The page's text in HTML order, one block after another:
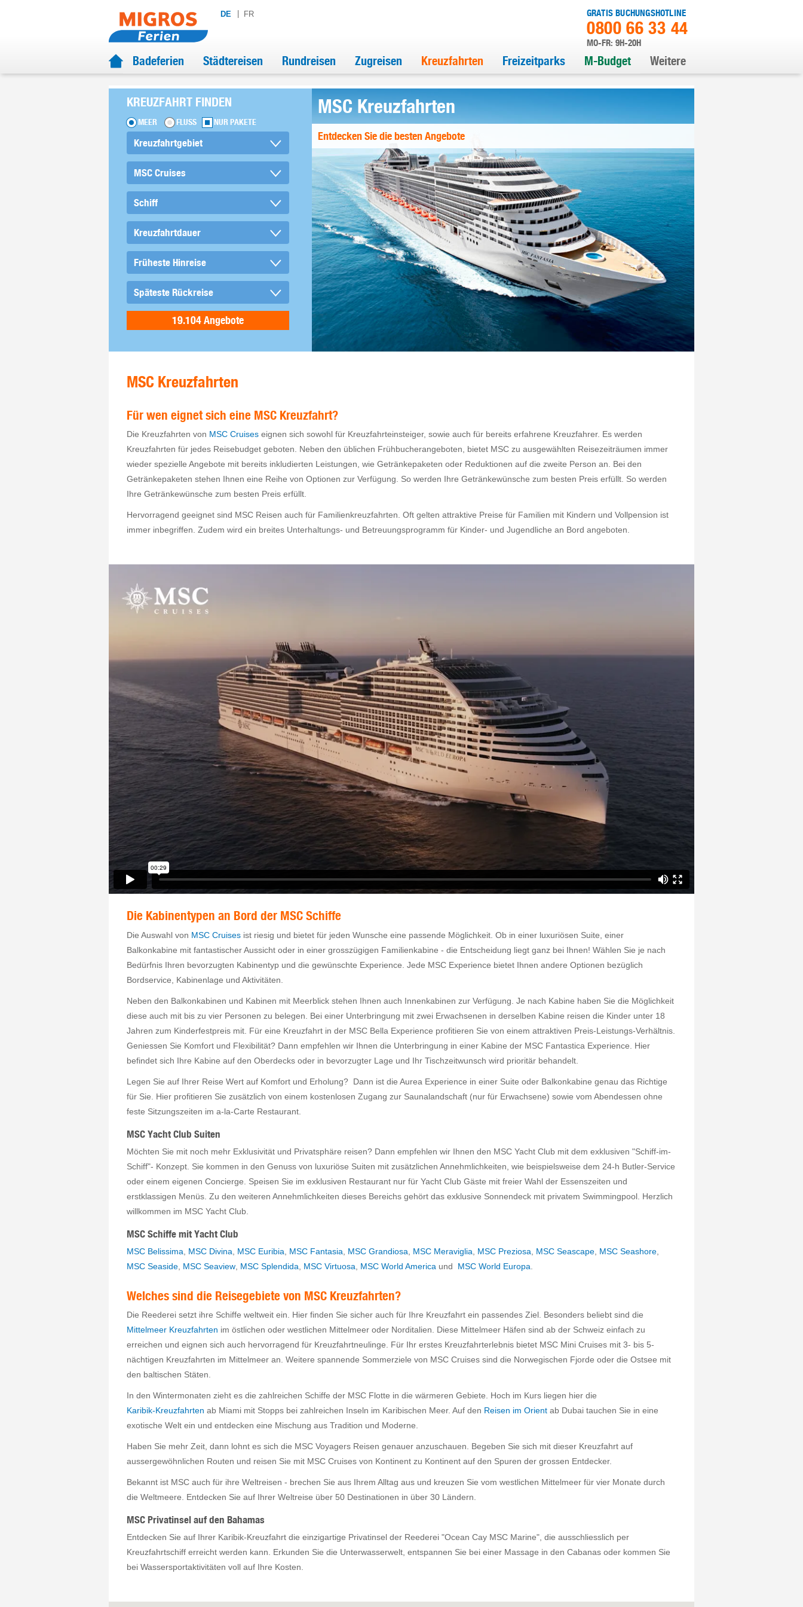
DE FR GRATIS BUCHUNGSHOTLINE
0800 66 33 44
MO-FR: 9H-20H
Badeferien Städtereisen Rundreisen Zugreisen Kreuzfahrten Freizeitparks M-Budget Weitere
KREUZFAHRT FINDEN
MEER FLUSS NUR PAKETE
MSC Kreuzfahrten
Entdecken Sie die besten Angebote
MSC Kreuzfahrten
Für wen eignet sich eine MSC Kreuzfahrt?
Die Kreuzfahrten von MSC Cruises eignen sich sowohl für Kreuzfahrteinsteiger, sowie auch für bereits erfahrene Kreuzfahrer. Es werden
Kreuzfahrten für jedes Reisebudget geboten. Neben den üblichen Frühbucherangeboten, bietet MSC zu ausgewählten Reisezeiträumen immer
wieder spezielle Angebote mit bereits inkludierten Leistungen, wie Getränkepaketen oder Reduktionen auf die zweite Person an. Bei den
Getränkepaketen stehen Ihnen eine Reihe von Optionen zur Verfügung. So werden Ihre Getränkewünsche zum besten Preis erfüllt. So werden
Ihre Getränkewünsche zum besten Preis erfüllt.
Hervorragend geeignet sind MSC Reisen auch für Familienkreuzfahrten. Oft gelten attraktive Preise für Familien mit Kindern und Vollpension ist
immer inbegriffen. Zudem wird ein breites Unterhaltungs- und Betreuungsprogramm für Kinder- und Jugendliche an Bord angeboten.
Die Kabinentypen an Bord der MSC Schiffe
Die Auswahl von MSC Cruises ist riesig und bietet für jeden Wunsche eine passende Möglichkeit. Ob in einer luxuriösen Suite, einer
Balkonkabine mit fantastischer Aussicht oder in einer grosszügigen Familienkabine - die Entscheidung liegt ganz bei Ihnen! Wählen Sie je nach
Bedürfnis Ihren bevorzugten Kabinentyp und die gewünschte Experience. Jede MSC Experience bietet Ihnen andere Optionen bezüglich
Bordservice, Kabinenlage und Aktivitäten.
Neben den Balkonkabinen und Kabinen mit Meerblick stehen Ihnen auch Innenkabinen zur Verfügung. Je nach Kabine haben Sie die Möglichkeit
diese auch mit bis zu vier Personen zu belegen. Bei einer Unterbringung mit zwei Erwachsenen in derselben Kabine reisen die Kinder unter 18
Jahren zum Kinderfestpreis mit. Für eine Kreuzfahrt in der MSC Bella Experience profitieren Sie von einem attraktiven Preis-Leistungs-Verhältnis.
Geniessen Sie Komfort und Flexibilität? Dann empfehlen wir Ihnen die Unterbringung in einer Kabine der MSC Fantastica Experience. Hier
befindet sich Ihre Kabine auf den Oberdecks oder in bevorzugter Lage und Ihr Tischzeitwunsch wird prioritär behandelt.
Legen Sie auf Ihrer Reise Wert auf Komfort und Erholung? Dann ist die Aurea Experience in einer Suite oder Balkonkabine genau das Richtige
für Sie. Hier profitieren Sie zusätzlich von einem kostenlosen Zugang zur Saunalandschaft (nur für Erwachsene) sowie vom Abendessen ohne
feste Sitzungszeiten im a-la-Carte Restaurant.
MSC Yacht Club Suiten
Möchten Sie mit noch mehr Exklusivität und Privatsphäre reisen? Dann empfehlen wir Ihnen den MSC Yacht Club mit dem exklusiven "Schiff-im-
Schiff"- Konzept. Sie kommen in den Genuss von luxuriöse Suiten mit zusätzlichen Annehmlichkeiten, wie beispielsweise dem 24-h Butler-Service
oder einem eigenen Concierge. Speisen Sie im exklusiven Restaurant nur für Yacht Club Gäste mit freier Wahl der Essenszeiten und
erstklassigen Menüs. Zu den weiteren Annehmlichkeiten dieses Bereichs gehört das exklusive Sonnendeck mit privatem Swimmingpool. Herzlich
willkommen im MSC Yacht Club.
MSC Schiffe mit Yacht Club
MSC Belissima MSC Divina MSC Euribia MSC Fantasia MSC Grandiosa MSC Meraviglia MSC Preziosa MSC Seascape MSC Seashore
MSC Seaside MSC Seaview MSC Splendida MSC Virtuosa MSC World America und MSC World Europa
Welches sind die Reisegebiete von MSC Kreuzfahrten?
Die Reederei setzt ihre Schiffe weltweit ein. Hier finden Sie sicher auch für Ihre Kreuzfahrt ein passendes Ziel. Besonders beliebt sind die
Mittelmeer Kreuzfahrten im östlichen oder westlichen Mittelmeer oder Norditalien. Diese Mittelmeer Häfen sind ab der Schweiz einfach zu
erreichen und eignen sich auch hervorragend für Kreuzfahrtneulinge. Für Ihr erstes Kreuzfahrterlebnis bietet MSC Mini Cruises mit 3- bis 5-
nächtigen Kreuzfahrten im Mittelmeer an. Weitere spannende Sommerziele von MSC Cruises sind die Norwegischen Fjorde oder die Ostsee mit
den baltischen Stäten.
In den Wintermonaten zieht es die zahlreichen Schiffe der MSC Flotte in die wärmeren Gebiete. Hoch im Kurs liegen hier die
Karibik-Kreuzfahrten ab Miami mit Stopps bei zahlreichen Inseln im Karibischen Meer. Auf den Reisen im Orient ab Dubai tauchen Sie in eine
exotische Welt ein und entdecken eine Mischung aus Tradition und Moderne.
Haben Sie mehr Zeit, dann lohnt es sich die MSC Voyagers Reisen genauer anzuschauen. Begeben Sie sich mit dieser Kreuzfahrt auf
aussergewöhnlichen Routen und reisen Sie mit MSC Cruises von Kontinent zu Kontinent auf den Spuren der grossen Entdecker.
Bekannt ist MSC auch für ihre Weltreisen - brechen Sie aus Ihrem Alltag aus und kreuzen Sie vom westlichen Mittelmeer für vier Monate durch
die Weltmeere. Entdecken Sie auf Ihrer Weltreise über 50 Destinationen in über 30 Ländern.
MSC Privatinsel auf den Bahamas
Entdecken Sie auf Ihrer Karibik-Kreuzfahrt die einzigartige Privatinsel der Reederei "Ocean Cay MSC Marine", die ausschliesslich per
Kreuzfahrtschiff erreicht werden kann. Erkunden Sie die Unterwasserwelt, entspannen Sie bei einer Massage in den Cabanas oder kommen Sie
bei Wassersportaktivitäten voll auf Ihre Kosten.